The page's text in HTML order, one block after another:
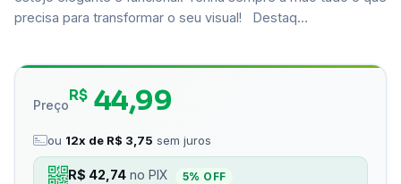
precisa para transformar o seu visual! Destaq…
Preço
R$ 44,99
ou 12x de R$ 3,75 sem juros
R$ 42,74 no PIX 5% OFF